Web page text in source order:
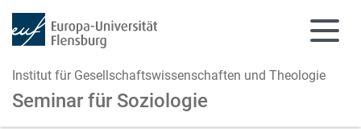
Institut für Gesellschaftswissenschaften und Theologie
Seminar für Soziologie